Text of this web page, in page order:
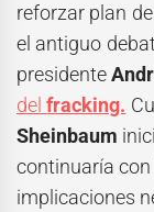
reforzar plan
el antiguo
presidente
delfracking.
Sheinbaum
continuaría
implicaciones